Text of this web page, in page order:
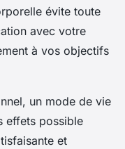
évite toute
avec votre
à vos objectifs
un mode de vie
effets possible
et